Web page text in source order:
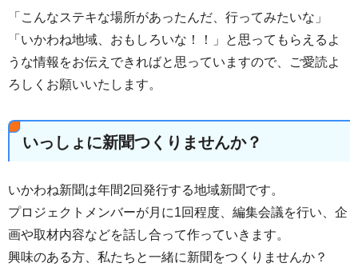
「こんなステキな場所があったんだ、行ってみたいな」
「いかわね地域、おもしろいな！！」と思ってもらえるよ
うな情報をお伝えできればと思っていますので、ご愛読よ
ろしくお願いいたします。
いっしょに新聞つくりませんか？
いかわね新聞は年間2回発行する地域新聞です。
プロジェクトメンバーが月に1回程度、編集会議を行い、企
画や取材内容などを話し合って作っていきます。
興味のある方、私たちと一緒に新聞をつくりませんか？